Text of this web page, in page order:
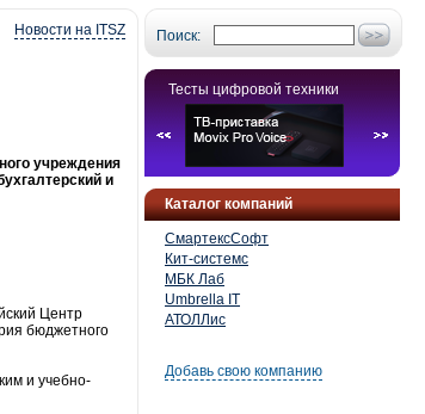
Поиск:
Тесты цифровой техники
Каталог компаний
СмартексСофт
Кит-системс
МБК Лаб
Umbrella IT
АТОЛЛис
Добавь свою компанию
Новости на ITSZ
учреждения
и
Центр
бюджетного
и учебно-